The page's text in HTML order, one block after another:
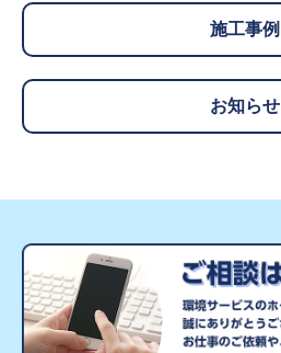
施工事例
お知らせ